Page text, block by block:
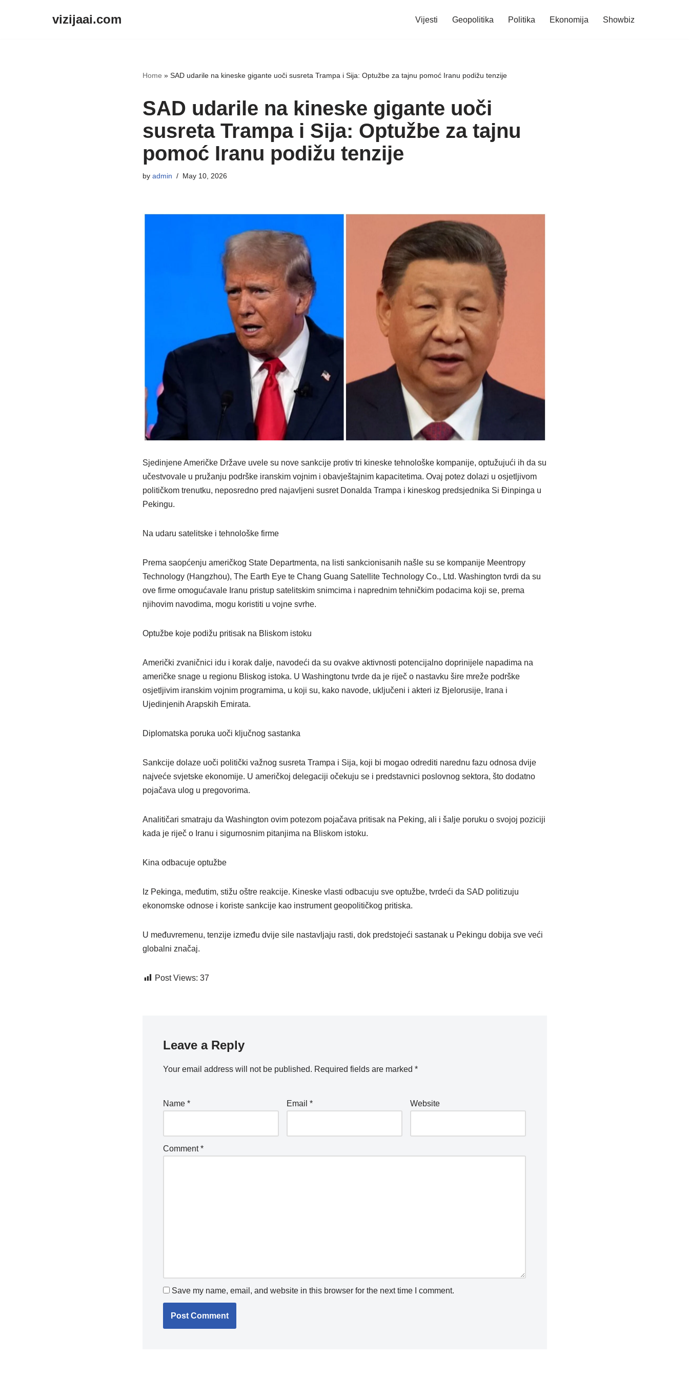
vizijaai.com Vijesti Geopolitika Politika Ekonomija Showbiz
Home » SAD udarile na kineske gigante uoči susreta Trampa i Sija: Optužbe za tajnu pomoć Iranu podižu tenzije
SAD udarile na kineske gigante uoči
susreta Trampa i Sija: Optužbe za tajnu
pomoć Iranu podižu tenzije
by admin May 10, 2026
Sjedinjene Američke Države uvele su nove sankcije protiv tri kineske tehnološke kompanije, optužujući ih da su
učestvovale u pružanju podrške iranskim vojnim i obavještajnim kapacitetima. Ovaj potez dolazi u osjetljivom
političkom trenutku, neposredno pred najavljeni susret Donalda Trampa i kineskog predsjednika Si Đinpinga u
Pekingu.
Na udaru satelitske i tehnološke firme
Prema saopćenju američkog State Departmenta, na listi sankcionisanih našle su se kompanije Meentropy
Technology (Hangzhou), The Earth Eye te Chang Guang Satellite Technology Co., Ltd. Washington tvrdi da su
ove firme omogućavale Iranu pristup satelitskim snimcima i naprednim tehničkim podacima koji se, prema
njihovim navodima, mogu koristiti u vojne svrhe.
Optužbe koje podižu pritisak na Bliskom istoku
Američki zvaničnici idu i korak dalje, navodeći da su ovakve aktivnosti potencijalno doprinijele napadima na
američke snage u regionu Bliskog istoka. U Washingtonu tvrde da je riječ o nastavku šire mreže podrške
osjetljivim iranskim vojnim programima, u koji su, kako navode, uključeni i akteri iz Bjelorusije, Irana i
Ujedinjenih Arapskih Emirata.
Diplomatska poruka uoči ključnog sastanka
Sankcije dolaze uoči politički važnog susreta Trampa i Sija, koji bi mogao odrediti narednu fazu odnosa dvije
najveće svjetske ekonomije. U američkoj delegaciji očekuju se i predstavnici poslovnog sektora, što dodatno
pojačava ulog u pregovorima.
Analitičari smatraju da Washington ovim potezom pojačava pritisak na Peking, ali i šalje poruku o svojoj poziciji
kada je riječ o Iranu i sigurnosnim pitanjima na Bliskom istoku.
Kina odbacuje optužbe
Iz Pekinga, međutim, stižu oštre reakcije. Kineske vlasti odbacuju sve optužbe, tvrdeći da SAD politizuju
ekonomske odnose i koriste sankcije kao instrument geopolitičkog pritiska.
U međuvremenu, tenzije između dvije sile nastavljaju rasti, dok predstojeći sastanak u Pekingu dobija sve veći
globalni značaj.
Post Views: 37
Leave a Reply
Your email address will not be published. Required fields are marked *
Name * Email * Website
Comment*
Save my name, email, and website in this browser for the next time I comment.